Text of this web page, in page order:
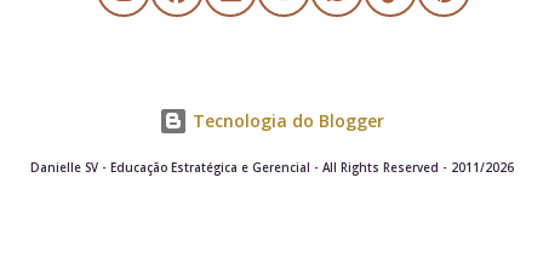
Tecnologia do Blogger
Danielle SV - Educação Estratégica e Gerencial - All Rights Reserved - 2011/2026